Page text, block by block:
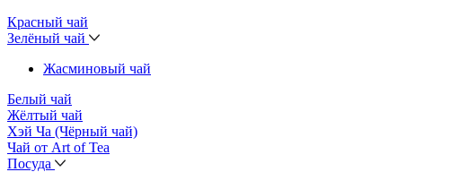
Красный чай
Зелёный чай
Жасминовый чай
Белый чай
Жёлтый чай
Хэй Ча (Чёрный чай)
Чай от Art of Tea
Посуда